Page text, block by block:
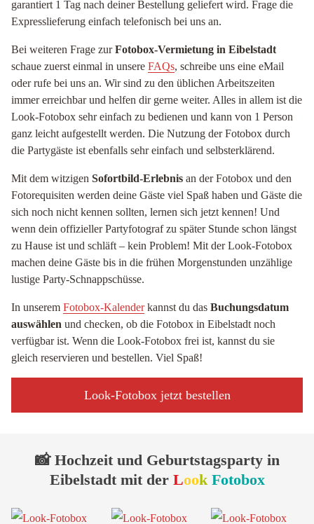
garantiert 1 Tag nach deiner Bestellung geliefert wird. Frage die
Expresslieferung einfach telefonisch bei uns an.
Bei weiteren Frage zurFotobox-Vermietung in Eibelstadt
schaue zuerst einmal in unsere FAQs, schreibe uns eine eMail
oder rufe bei uns an. Wir sind zu den üblichen Arbeitszeiten
immer erreichbar und helfen dir gerne weiter. Alles in allem ist die
Look-Fotobox sehr einfach zu bedienen und kann von 1 Person
ganz leicht aufgestellt werden. Die Nutzung der Fotobox durch
die Partygäste ist ebenfalls sehr einfach und selbsterklärend.
Mit dem witzigen Sofortbild-Erlebnis an der Fotobox und den
Fotorequisiten werden deine Gäste viel Spaß haben und Gäste die
sich noch nicht kennen sollten, lernen sich jetzt kennen! Und
wenn dein offizieller Partyfotograf zu später Stunde schon längst
zu Hause ist und schläft – kein Problem! Mit der Look-Fotobox
machen deine Gäste bis in die frühen Morgenstunden unzählige
lustige Party-Schnappschüsse.
In unserem Fotobox-Kalenderkannst du das Buchungsdatum
auswählen und checken, ob die Fotobox in Eibelstadt noch
verfügbar ist. Wenn die Look-Fotobox frei ist, kannst du sie
gleich reservieren und bestellen. Viel Spaß!
Look-Fotobox jetzt bestellen
📸 Hochzeit und Geburtstagsparty in
Eibelstadt mit der Look Fotobox